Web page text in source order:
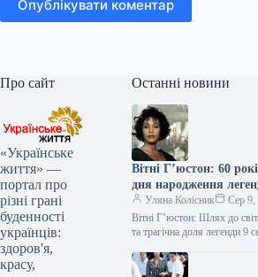
Опублікувати коментар
Про сайт
«Українське
життя» —
портал про
різні грані
буденності
українців:
здоров'я,
красу,
Останні новини
Вітні Г’юстон: 60
дня народження
пережила злети,
трагічний фінал
Уляна Колісник
Сер 9,
Вітні Г’юстон: Шлях до
та трагічна доля легенди 9
американській співачці